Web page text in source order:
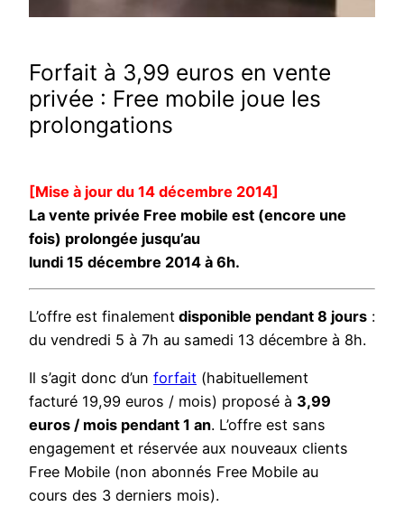
Forfait à 3,99 euros en vente
privée : Free mobile joue les
prolongations
[Mise à jour du 14 décembre 2014]
La vente privée Free mobile est (encore une
fois) prolongée jusqu’au
lundi 15 décembre 2014 à 6h.
L’offre est finalement disponible pendant 8 jours :
du vendredi 5 à 7h au samedi 13 décembre à 8h.
Il s’agit donc d’un forfait (habituellement
facturé 19,99 euros / mois) proposé à 3,99
euros / mois pendant 1 an. L’offre est sans
engagement et réservée aux nouveaux clients
Free Mobile (non abonnés Free Mobile au
cours des 3 derniers mois).